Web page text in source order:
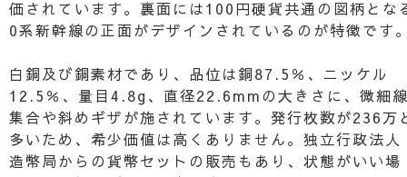
価されています。裏面には100円硬貨共通の図柄とな
0系新幹線の正面がデザインされているのが特徴です
白銅及び銅素材であり、品位は銅87.5％、ニッケル
12.5％、量目4.8g、直径22.6mmの大きさに、微細
集合や斜めギザが施されています。発行枚数が236万
多いため、希少価値は高くありません。独立行政法人
造幣局からの貨幣セットの販売もあり、状態がいい場